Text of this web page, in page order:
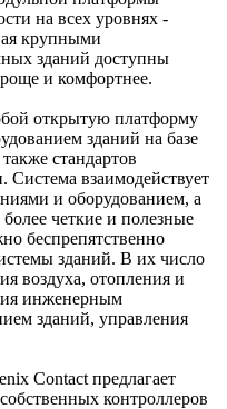
на всех уровнях -
крупными
зданий доступны
и комфортнее.
открытую платформу
зданий на базе
стандартов
взаимодействует
и оборудованием, а
четкие и полезные
беспрепятственно
зданий. В их число
воздуха, отопления и
инженерным
зданий, управления
Contact предлагает
контроллеров